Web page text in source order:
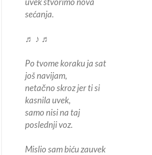
sećanja.
♬ ♪ ♬
Po tvome koraku ja sat
još navijam,
netačno skroz jer ti si
kasnila uvek,
samo nisi na taj
poslednji voz.
Mislio sam biću zauvek